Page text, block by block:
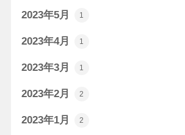
2023年5月 1
2023年4月 1
2023年3月 1
2023年2月 2
2023年1月 2